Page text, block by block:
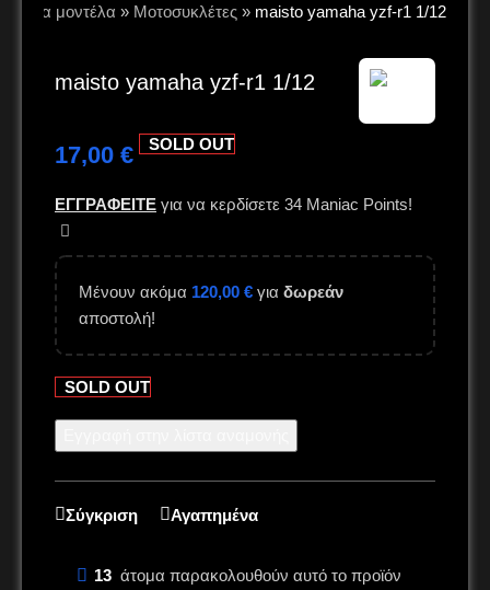
Έτοιμα μοντέλα » Μοτοσυκλέτες» maisto yamaha yzf-r1 1/12
maisto yamaha yzf-r1 1/12
17,00 € SOLD OUT
ΕΓΓΡΑΦΕΙΤΕ για να κερδίσετε 34 Maniac Points!
Μένουν ακόμα 120,00 € για δωρεάν
αποστολή!
SOLD OUT
Σύγκριση Αγαπημένα
13 άτομα παρακολουθούν αυτό το προϊόν